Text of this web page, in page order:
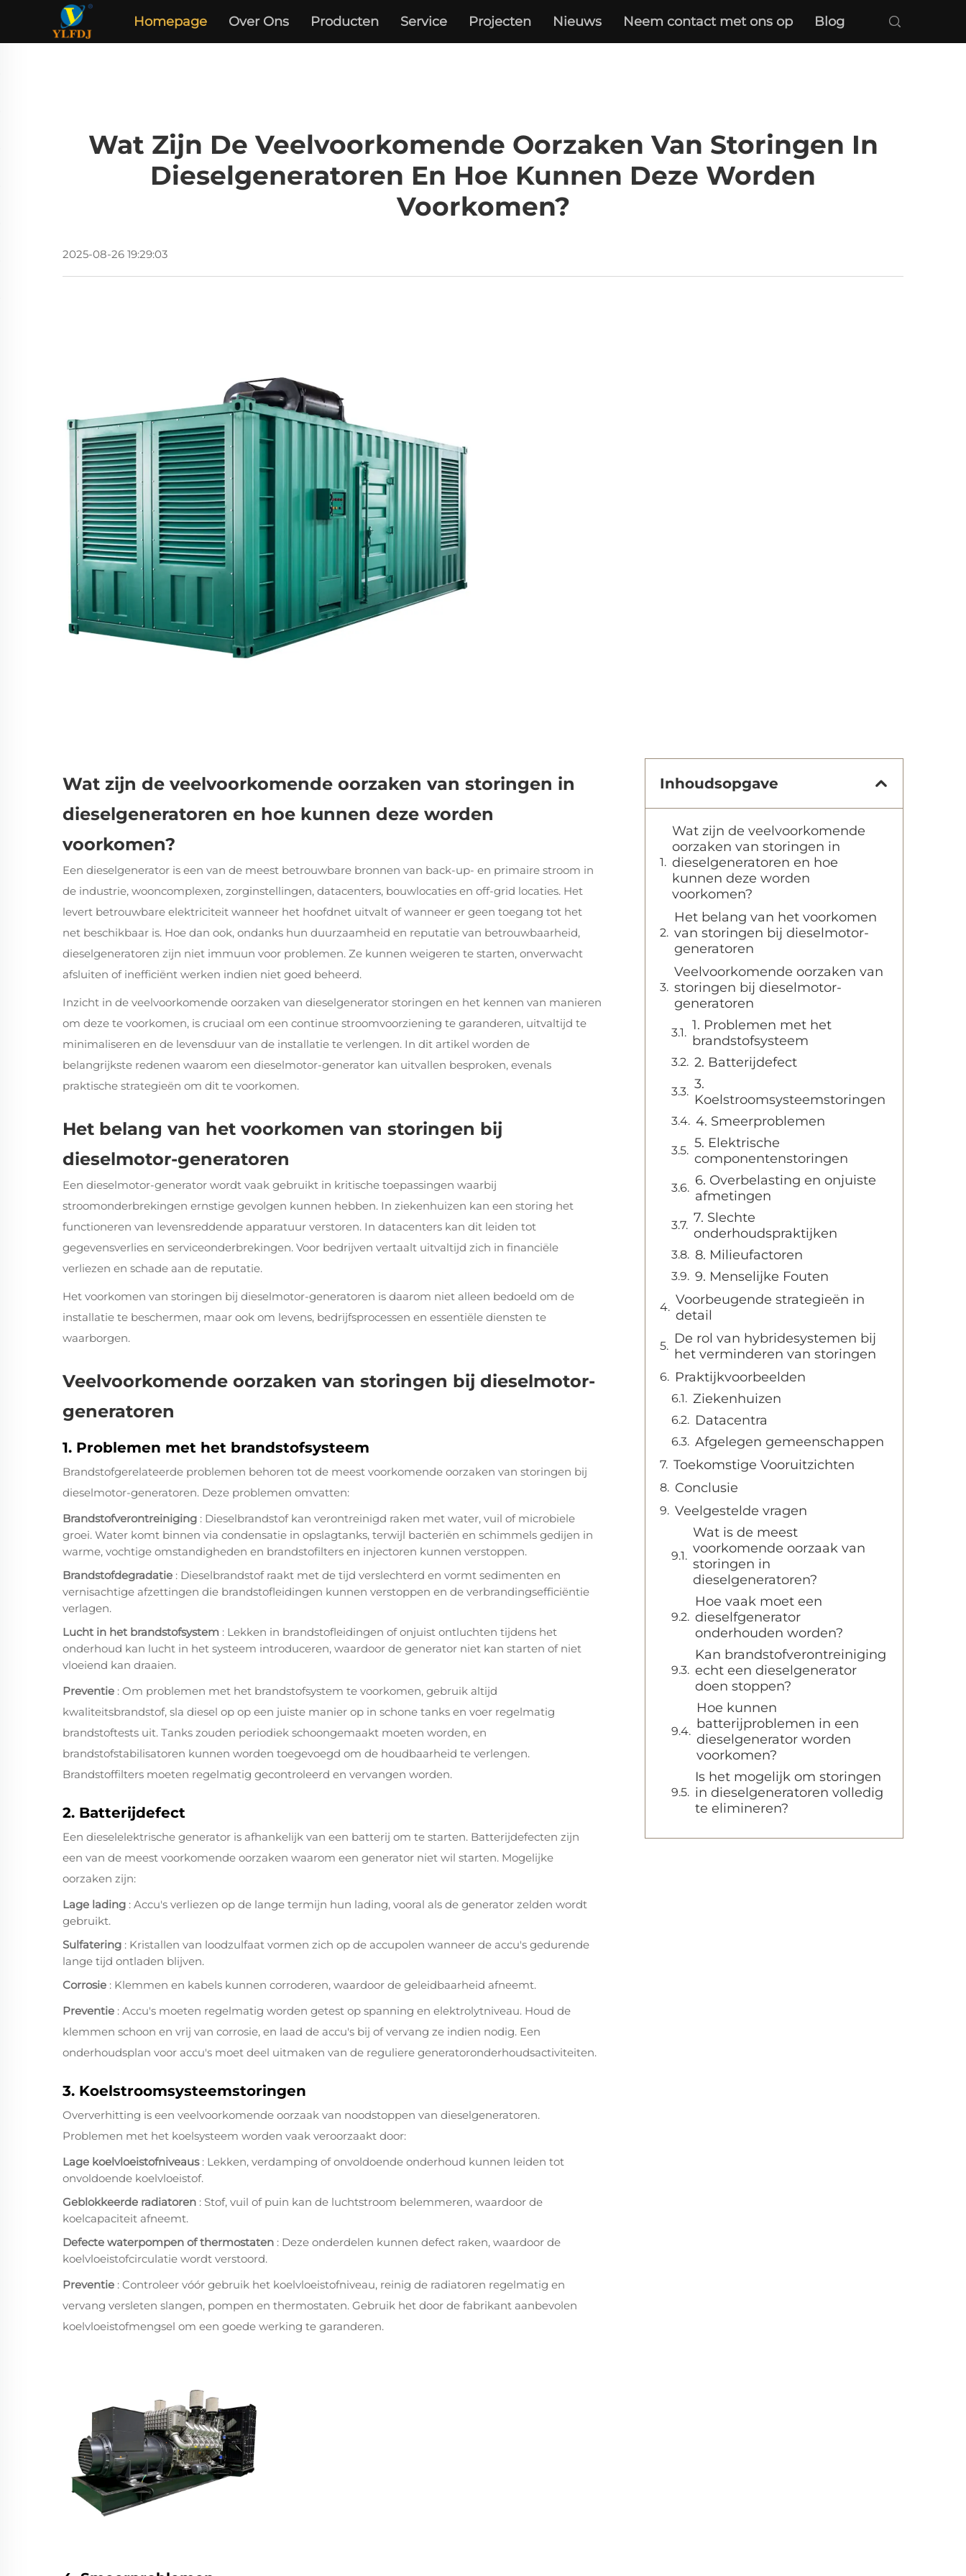
Homepage Over Ons Producten Service Projecten Nieuws Neem contact met ons op Blog
Wat Zijn De Veelvoorkomende Oorzaken Van Storingen In
Dieselgeneratoren En Hoe Kunnen Deze Worden
Voorkomen?
2025-08-26 19:29:03
Wat zijn de veelvoorkomende oorzaken van storingen in
dieselgeneratoren en hoe kunnen deze worden
voorkomen?
Een dieselgenerator is een van de meest betrouwbare bronnen van back-up- en primaire stroom in
de industrie, wooncomplexen, zorginstellingen, datacenters, bouwlocaties en off-grid locaties. Het
levert betrouwbare elektriciteit wanneer het hoofdnet uitvalt of wanneer er geen toegang tot het
net beschikbaar is. Hoe dan ook, ondanks hun duurzaamheid en reputatie van betrouwbaarheid,
dieselgeneratoren zijn niet immuun voor problemen. Ze kunnen weigeren te starten, onverwacht
afsluiten of inefficiënt werken indien niet goed beheerd.
Inzicht in de veelvoorkomende oorzaken van dieselgenerator storingen en het kennen van manieren
om deze te voorkomen, is cruciaal om een continue stroomvoorziening te garanderen, uitvaltijd te
minimaliseren en de levensduur van de installatie te verlengen. In dit artikel worden de
belangrijkste redenen waarom een dieselmotor-generator kan uitvallen besproken, evenals
praktische strategieën om dit te voorkomen.
Het belang van het voorkomen van storingen bij
dieselmotor-generatoren
Een dieselmotor-generator wordt vaak gebruikt in kritische toepassingen waarbij
stroomonderbrekingen ernstige gevolgen kunnen hebben. In ziekenhuizen kan een storing het
functioneren van levensreddende apparatuur verstoren. In datacenters kan dit leiden tot
gegevensverlies en serviceonderbrekingen. Voor bedrijven vertaalt uitvaltijd zich in financiële
verliezen en schade aan de reputatie.
Het voorkomen van storingen bij dieselmotor-generatoren is daarom niet alleen bedoeld om de
installatie te beschermen, maar ook om levens, bedrijfsprocessen en essentiële diensten te
waarborgen.
Veelvoorkomende oorzaken van storingen bij dieselmotor-
generatoren
1. Problemen met het brandstofsysteem
Brandstofgerelateerde problemen behoren tot de meest voorkomende oorzaken van storingen bij
dieselmotor-generatoren. Deze problemen omvatten:
Brandstofverontreiniging : Dieselbrandstof kan verontreinigd raken met water, vuil of microbiele
groei. Water komt binnen via condensatie in opslagtanks, terwijl bacteriën en schimmels gedijen in
warme, vochtige omstandigheden en brandstofilters en injectoren kunnen verstoppen.
Brandstofdegradatie : Dieselbrandstof raakt met de tijd verslechterd en vormt sedimenten en
vernisachtige afzettingen die brandstofleidingen kunnen verstoppen en de verbrandingsefficiëntie
verlagen.
Lucht in het brandstofsystem : Lekken in brandstofleidingen of onjuist ontluchten tijdens het
onderhoud kan lucht in het systeem introduceren, waardoor de generator niet kan starten of niet
vloeiend kan draaien.
Preventie : Om problemen met het brandstofsystem te voorkomen, gebruik altijd
kwaliteitsbrandstof, sla diesel op op een juiste manier op in schone tanks en voer regelmatig
brandstoftests uit. Tanks zouden periodiek schoongemaakt moeten worden, en
brandstofstabilisatoren kunnen worden toegevoegd om de houdbaarheid te verlengen.
Brandstoffilters moeten regelmatig gecontroleerd en vervangen worden.
2. Batterijdefect
Een dieselelektrische generator is afhankelijk van een batterij om te starten. Batterijdefecten zijn
een van de meest voorkomende oorzaken waarom een generator niet wil starten. Mogelijke
oorzaken zijn:
Lage lading : Accu's verliezen op de lange termijn hun lading, vooral als de generator zelden wordt
gebruikt.
Sulfatering : Kristallen van loodzulfaat vormen zich op de accupolen wanneer de accu's gedurende
lange tijd ontladen blijven.
Corrosie : Klemmen en kabels kunnen corroderen, waardoor de geleidbaarheid afneemt.
Preventie : Accu's moeten regelmatig worden getest op spanning en elektrolytniveau. Houd de
klemmen schoon en vrij van corrosie, en laad de accu's bij of vervang ze indien nodig. Een
onderhoudsplan voor accu's moet deel uitmaken van de reguliere generatoronderhoudsactiviteiten.
3. Koelstroomsysteemstoringen
Oververhitting is een veelvoorkomende oorzaak van noodstoppen van dieselgeneratoren.
Problemen met het koelsysteem worden vaak veroorzaakt door:
Lage koelvloeistofniveaus : Lekken, verdamping of onvoldoende onderhoud kunnen leiden tot
onvoldoende koelvloeistof.
Geblokkeerde radiatoren : Stof, vuil of puin kan de luchtstroom belemmeren, waardoor de
koelcapaciteit afneemt.
Defecte waterpompen of thermostaten : Deze onderdelen kunnen defect raken, waardoor de
koelvloeistofcirculatie wordt verstoord.
Preventie : Controleer vóór gebruik het koelvloeistofniveau, reinig de radiatoren regelmatig en
vervang versleten slangen, pompen en thermostaten. Gebruik het door de fabrikant aanbevolen
koelvloeistofmengsel om een goede werking te garanderen.
Inhoudsopgave
Wat zijn de veelvoorkomende
oorzaken van storingen in
dieselgeneratoren en hoe
kunnen deze worden
voorkomen?
Het belang van het voorkomen
van storingen bij dieselmotor-
generatoren
Veelvoorkomende oorzaken van
storingen bij dieselmotor-
generatoren
1. Problemen met het
brandstofsysteem
2. Batterijdefect
3.
Koelstroomsysteemstoringen
4. Smeerproblemen
5. Elektrische
componentenstoringen
6. Overbelasting en onjuiste
afmetingen
7. Slechte
onderhoudspraktijken
8. Milieufactoren
9. Menselijke Fouten
Voorbeugende strategieën in
detail
De rol van hybridesystemen bij
het verminderen van storingen
Praktijkvoorbeelden
Ziekenhuizen
Datacentra
Afgelegen gemeenschappen
Toekomstige Vooruitzichten
Conclusie
Veelgestelde vragen
Wat is de meest
voorkomende oorzaak van
storingen in
dieselgeneratoren?
Hoe vaak moet een
dieselfgenerator
onderhouden worden?
Kan brandstofverontreiniging
echt een dieselgenerator
doen stoppen?
Hoe kunnen
batterijproblemen in een
dieselgenerator worden
voorkomen?
Is het mogelijk om storingen
in dieselgeneratoren volledig
te elimineren?